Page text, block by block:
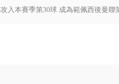
入本賽季第30球 成為範佩西後曼聯